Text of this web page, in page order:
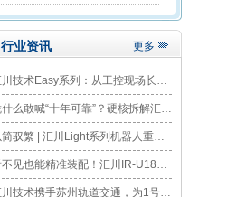
行业资讯 更多
汇川技术Easy系列：从工控现场长出来的设计
凭什么敢喊“十年可靠”？硬核拆解汇川连续5年霸榜伺服的“高可靠基因”
以简驭繁 | 汇川Light系列机器人重磅发布
看不见也能精准装配！汇川IR-U18协作机器人破解电驱轴系盲装难题
汇川技术携手苏州轨道交通，为1号线BAS系统换新EVO800“中国脑”